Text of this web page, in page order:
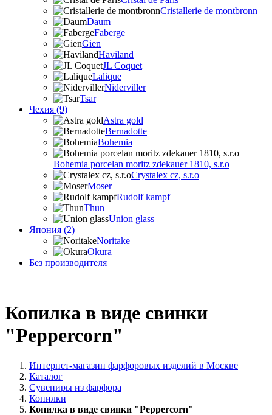
Cristallerie de montbronn
Daum
Faberge
Gien
Haviland
JL Coquet
Lalique
Niderviller
Tsar
Чехия (9)
Astra gold
Bernadotte
Bohemia
Bohemia porcelan moritz zdekauer 1810, s.r.o
Crystalex cz, s.r.o
Moser
Rudolf kampf
Thun
Union glass
Япония (2)
Noritake
Okura
Без производителя
Копилка в виде свинки
"Peppercorn"
Интернет-магазин фарфоровых изделий в Москве
Каталог
Сувениры из фарфора
Копилки
Копилка в виде свинки "Peppercorn"